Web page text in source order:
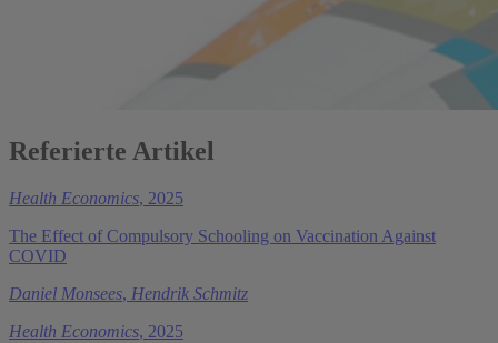
Referierte Artikel
Health Economics, 2025
The Effect of Compulsory Schooling on Vaccination Against
COVID
Daniel Monsees, Hendrik Schmitz
Health Economics, 2025